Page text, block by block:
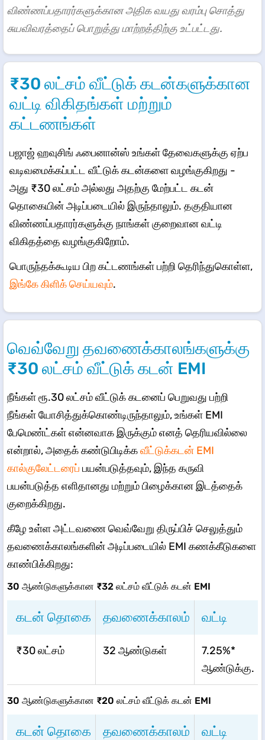
விண்ணப்பதாரர்களுக்கான அதிக வயது வரம்பு சொத்து
சுயவிவரத்தைப் பொறுத்து மாற்றத்திற்கு உட்பட்டது.
₹30 லட்சம் வீட்டுக் கடன்களுக்கான
வட்டி விகிதங்கள் மற்றும்
கட்டணங்கள்
பஜாஜ் ஹவுசிங் ஃபைனான்ஸ் உங்கள் தேவைகளுக்கு ஏற்ப
வடிவமைக்கப்பட்ட வீட்டுக் கடன்களை வழங்குகிறது -
அது ₹30 லட்சம் அல்லது அதற்கு மேற்பட்ட கடன்
தொகையின் அடிப்படையில் இருந்தாலும். தகுதியான
விண்ணப்பதாரர்களுக்கு நாங்கள் குறைவான வட்டி
விகிதத்தை வழங்குகிறோம்.
பொருந்தக்கூடிய பிற கட்டணங்கள் பற்றி தெரிந்துகொள்ள,
இங்கே கிளிக் செய்யவும்.
வெவ்வேறு தவணைக்காலங்களுக்கு
₹30 லட்சம் வீட்டுக் கடன் EMI
நீங்கள் ரூ.30 லட்சம் வீட்டுக் கடனைப் பெறுவது பற்றி
நீங்கள் யோசித்துக்கொண்டிருந்தாலும், உங்கள் EMI
பேமெண்ட்கள் என்னவாக இருக்கும் எனத் தெரியவில்லை
என்றால், அதைக் கண்டுபிடிக்கவீட்டுக்கடன் EMI
கால்குலேட்டரைப் பயன்படுத்தவும், இந்த கருவி
பயன்படுத்த எளிதானது மற்றும் பிழைக்கான இடத்தைக்
குறைக்கிறது.
கீழே உள்ள அட்டவணை வெவ்வேறு திருப்பிச் செலுத்தும்
தவணைக்காலங்களின் அடிப்படையில் EMI கணக்கீடுகளை
காண்பிக்கிறது:
30 ஆண்டுகளுக்கான ₹32 லட்சம் வீட்டுக் கடன் EMI
கடன் தொகை தவணைக்காலம் வட்டி
₹30 லட்சம் 32 ஆண்டுகள்
7.25%*
ஆண்டுக்கு.
30 ஆண்டுகளுக்கான ₹20 லட்சம் வீட்டுக் கடன் EMI
கடன் தொகை தவணைக்காலம் வட்டி